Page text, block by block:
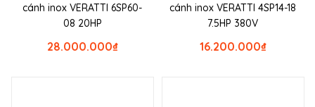
cánh inox VERATTI 6SP60-
08 20HP
₫
28.000.000
cánh inox VERATTI 4SP14-18
7.5HP 380V
₫
16.200.000